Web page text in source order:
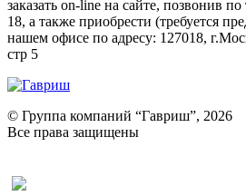
заказать on-line на сайте, позвонив
18, а также приобрести (требуется
нашем офисе по адресу: 127018,
стр 5
© Группа компаний “Гавриш”, 2026
Все права защищены